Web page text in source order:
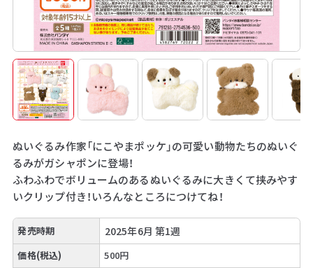
ぬいぐるみ作家「にこやまポッケ」の可愛い動物たちのぬいぐ
るみがガシャポンに登場！
ふわふわでボリュームのあるぬいぐるみに大きくて挟みやす
いクリップ付き！いろんなところにつけてね！
発売時期 2025年6月 第1週
価格(税込)
500円